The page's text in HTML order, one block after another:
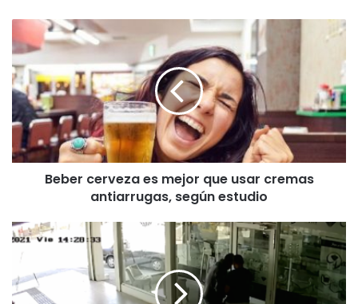
e
e
r
c
e
r
v
e
s
e
j
Beber cerveza es mejor que usar cremas
antiarrugas, según estudio
R
o
a
r